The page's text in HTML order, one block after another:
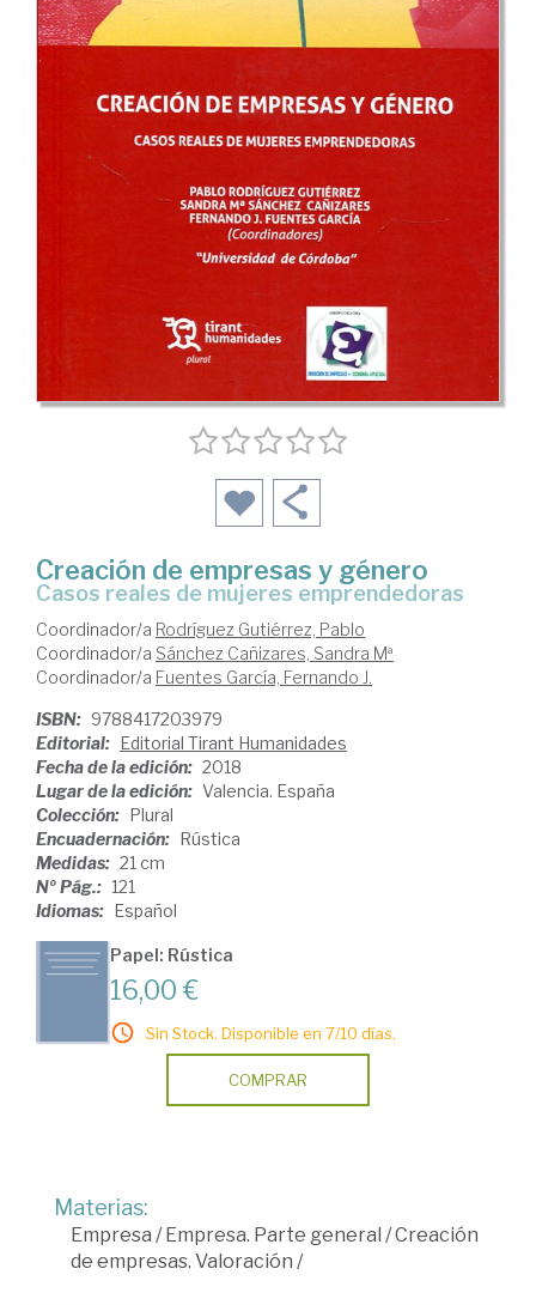
Creación de empresas y género
casos reales de mujeres emprendedoras
Coordinador/a Rodríguez Gutiérrez, Pablo
Coordinador/a Sánchez Cañizares, Sandra Mª
Coordinador/a Fuentes García, Fernando J.
ISBN: 9788417203979
Editorial: Editorial Tirant Humanidades
Fecha de la edición: 2018
Lugar de la edición: Valencia. España
Colección: Plural
Encuadernación: Rústica
Medidas: 21 cm
Nº Pág.: 121
Idiomas: Español
Papel: Rústica
16,00 €
Sin Stock. Disponible en 7/10 días.
COMPRAR
Materias:
Empresa /Empresa. Parte general /Creación
de empresas. Valoración /